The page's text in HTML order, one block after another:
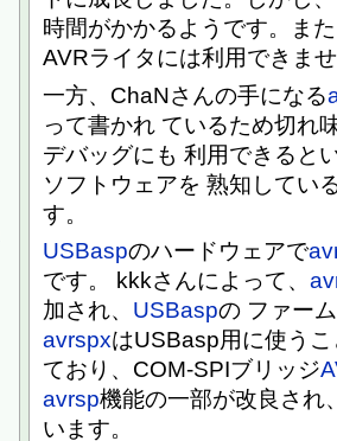
時間がかかるようです。ま
AVRライタには利用できま
一方、ChaNさんの手になる
って書かれ ているため切れ
デバッグにも 利用できると
ソフトウェアを 熟知してい
す。
USBaspのハードウェアで
です。 kkkさんによって、
加され、 USBaspの ファー
avrspxはUSBasp用に使う
ており、COM-SPIブリッジ
avrsp機能の一部が改良され
います。